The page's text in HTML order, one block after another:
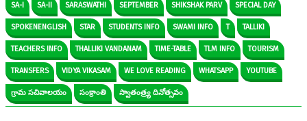
SA-I SA-II SARASWATHI SEPTEMBER SHIKSHAK PARV SPECIAL DAY
SPOKENENGLISH STAR STUDENTS INFO SWAMI INFO T TALLIKI
TEACHERS INFO THALLIKI VANDANAM TIME-TABLE TLM INFO TOURISM
TRANSFERS VIDYA VIKASAM WE LOVE READING WHATSAPP YOUTUBE
గ్రామ సచివాలయం సంక్రాంతి స్వాతంత్ర్య దినోత్సవం